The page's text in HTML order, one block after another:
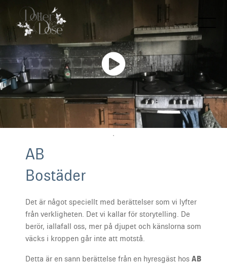
AB
Bostäder
Det är något speciellt med berättelser som vi lyfter
från verkligheten. Det vi kallar för storytelling. De
berör, iallafall oss, mer på djupet och känslorna som
väcks i kroppen går inte att motstå.
Detta är en sann berättelse från en hyresgäst hos AB